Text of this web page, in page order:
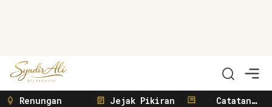
Syadir Ali
Menulis, Berbisnis, Meliput, Menggerakkan
Renungan Jejak Pikiran
Catatan